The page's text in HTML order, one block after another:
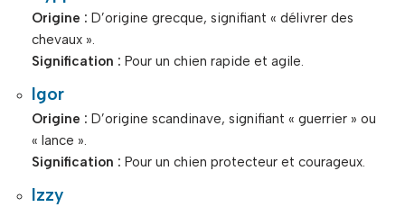
Origine : D’origine grecque, signifiant « délivrer des
chevaux ».
Signification : Pour un chien rapide et agile.
Igor
Origine : D’origine scandinave, signifiant « guerrier » ou
« lance ».
Signification : Pour un chien protecteur et courageux.
Izzy